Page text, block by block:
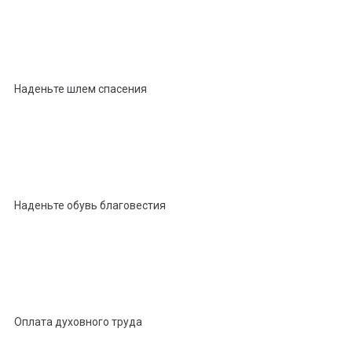
Наденьте шлем спасения
Наденьте обувь благовестия
Оплата духовного труда